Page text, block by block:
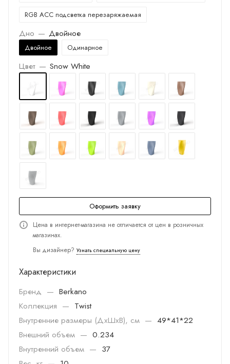
RGB ACC подсветка перезаряжаемая
Дно — Двойное
Двойное Одинарное
Цвет — Snow White
Оформить заявку
Цена в интернет-магазина не отличается от цен в розничных
магазинах.
Вы дизайнер? Узнать специальную цену
Характеристики
Бренд — Berkano
Коллекция — Twist
Внутренние размеры (ДхШхВ), см — 49*41*22
Внешний объем — 0.234
Внутренний объем — 37